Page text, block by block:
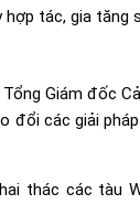
tác, gia tăng
Giám đốc
đổi các giải
thác các tàu